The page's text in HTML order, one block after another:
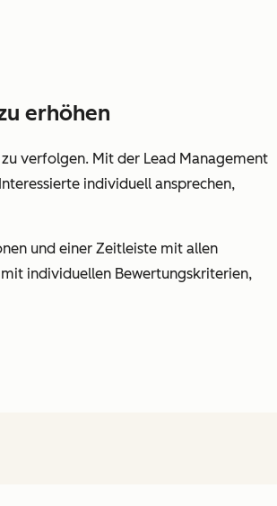
erhöhen
verfolgen. Mit der Lead Management
individuell ansprechen,
und einer Zeitleiste mit allen
individuellen Bewertungskriterien,